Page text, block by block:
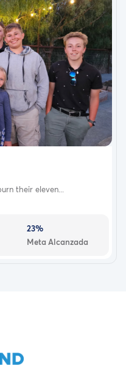
their eleven...
23%
Meta Alcanzada